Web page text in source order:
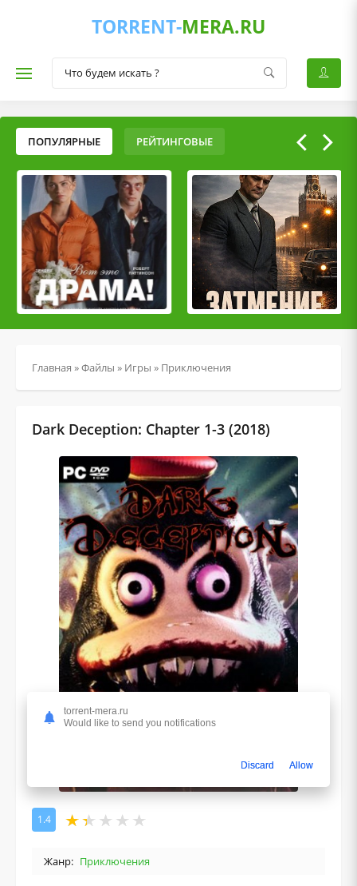
TORRENT-MERA.RU
ПОПУЛЯРНЫЕ РЕЙТИНГОВЫЕ
Главная »Файлы » Игры » Приключения
Dark Deception: Chapter 1-3 (2018)
1.4
Жанр: Приключения
torrent-mera.ru
Would like to send you notifications
Discard Allow